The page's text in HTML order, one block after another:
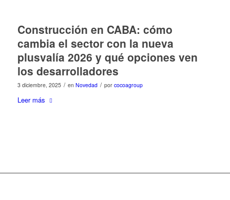
Construcción en CABA: cómo
cambia el sector con la nueva
plusvalía 2026 y qué opciones ven
los desarrolladores
3 diciembre, 2025 / en Novedad / por cocoagroup
Leer más